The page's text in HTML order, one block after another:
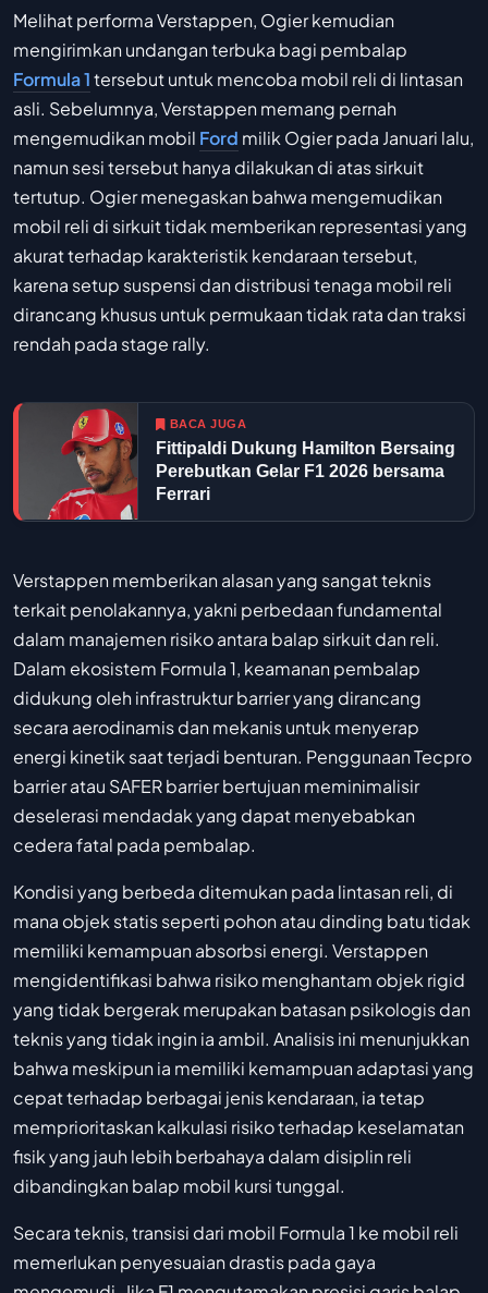
Melihat performa Verstappen, Ogier kemudian
mengirimkan undangan terbuka bagi pembalap
Formula 1tersebut untuk mencoba mobil reli di lintasan
asli. Sebelumnya, Verstappen memang pernah
mengemudikan mobil Ford milik Ogier pada Januari lalu,
namun sesi tersebut hanya dilakukan di atas sirkuit
tertutup. Ogier menegaskan bahwa mengemudikan
mobil reli di sirkuit tidak memberikan representasi yang
akurat terhadap karakteristik kendaraan tersebut,
karena setup suspensi dan distribusi tenaga mobil reli
dirancang khusus untuk permukaan tidak rata dan traksi
rendah pada stage rally.
BACA JUGA
Fittipaldi Dukung Hamilton Bersaing
Perebutkan Gelar F1 2026 bersama
Ferrari
Verstappen memberikan alasan yang sangat teknis
terkait penolakannya, yakni perbedaan fundamental
dalam manajemen risiko antara balap sirkuit dan reli.
Dalam ekosistem Formula 1, keamanan pembalap
didukung oleh infrastruktur barrier yang dirancang
secara aerodinamis dan mekanis untuk menyerap
energi kinetik saat terjadi benturan. Penggunaan Tecpro
barrier atau SAFER barrier bertujuan meminimalisir
deselerasi mendadak yang dapat menyebabkan
cedera fatal pada pembalap.
Kondisi yang berbeda ditemukan pada lintasan reli, di
mana objek statis seperti pohon atau dinding batu tidak
memiliki kemampuan absorbsi energi. Verstappen
mengidentifikasi bahwa risiko menghantam objek rigid
yang tidak bergerak merupakan batasan psikologis dan
teknis yang tidak ingin ia ambil. Analisis ini menunjukkan
bahwa meskipun ia memiliki kemampuan adaptasi yang
cepat terhadap berbagai jenis kendaraan, ia tetap
memprioritaskan kalkulasi risiko terhadap keselamatan
fisik yang jauh lebih berbahaya dalam disiplin reli
dibandingkan balap mobil kursi tunggal.
Secara teknis, transisi dari mobil Formula 1 ke mobil reli
memerlukan penyesuaian drastis pada gaya